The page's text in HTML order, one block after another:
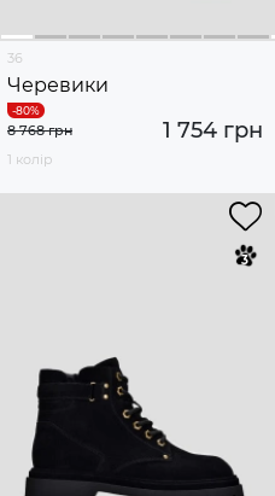
36
Черевики
1 754 грн
8 768 грн
1 колір